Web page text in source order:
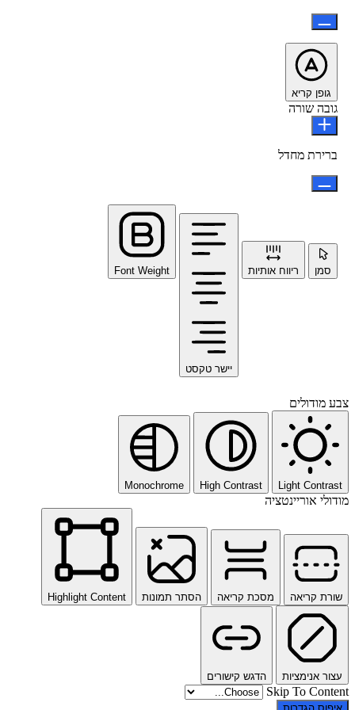
גופן קריא
גובה שורה
ברירת מחדל
סמן ריווח אותיות
יישר טקסט
Font Weight
צבע מודולים
Light Contrast
High Contrast
Monochrome
מודולי אוריינטציה
שורת קריאה מסכת קריאה הסתר תמונות Highlight Content
עצור אנימציות הדגש קישורים
Skip To Content